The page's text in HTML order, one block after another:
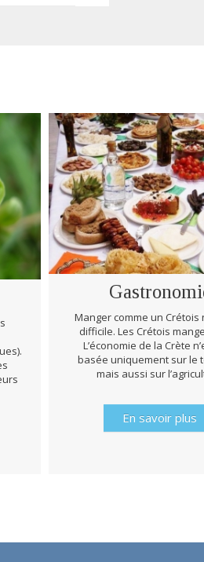
Manger comme un Crétois
difficile. Les Crétois
L’économie de la Crète
basée uniquement sur le
mais aussi sur
En savoir plus